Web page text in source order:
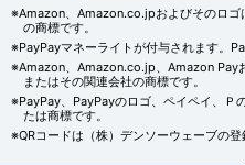
※Amazon、Amazon.co.jpおよびそのロ
の商標です。
※PayPayマネーライトが付与されます。
※Amazon、Amazon.co.jp、Amazon Pay
またはその関連会社の商標です。
※PayPay、PayPayのロゴ、ペイペイ、Ｐ
たは商標です。
※QRコードは（株）デンソーウェーブの登